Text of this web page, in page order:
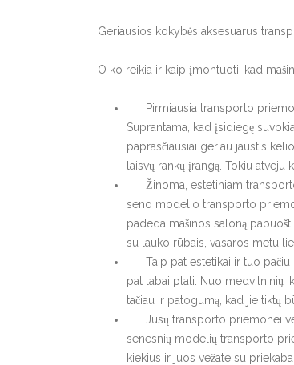
Geriausios kokybės aksesuarus
O ko reikia ir kaip įmontuoti, kad
Pirmiausia transporto
Suprantama, kad įsidiegę
paprasčiausiai geriau jaustis
laisvų rankų įrangą. Tokiu atveju
Žinoma, estetiniam transporto
seno modelio transporto
padeda mašinos saloną
su lauko rūbais, vasaros metu
Taip pat estetikai ir tuo pačiu
pat labai plati. Nuo medvilninių
tačiau ir patogumą, kad jie tiktų
Jūsų transporto priemonei
senesnių modelių transporto
kiekius ir juos vežate su